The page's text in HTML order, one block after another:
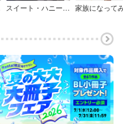
スイート・ハニー・パパ